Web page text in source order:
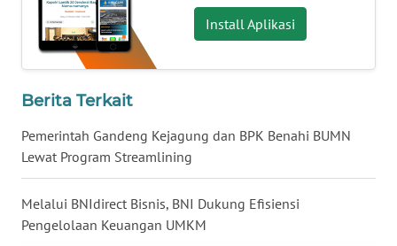
Install Aplikasi
Berita Terkait
Pemerintah Gandeng Kejagung dan BPK Benahi BUMN
Lewat Program Streamlining
Melalui BNIdirect Bisnis, BNI Dukung Efisiensi
Pengelolaan Keuangan UMKM
WN
NUSANTARA
JOGJA
WN
BALI